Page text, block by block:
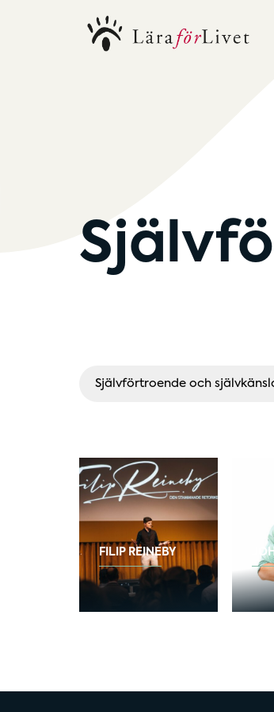
Självförtroende och
FILIP REINEBY